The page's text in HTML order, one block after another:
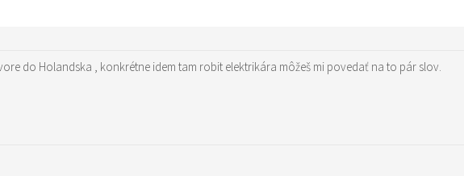
do Holandska , konkrétne idem tam robit elektrikára môžeš mi povedať na to pár slov.